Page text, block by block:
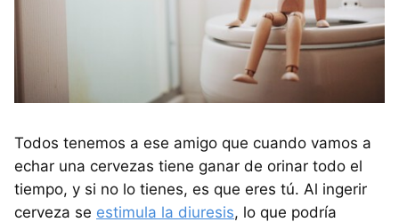
Todos tenemos a ese amigo que cuando vamos a
echar una cervezas tiene ganar de orinar todo el
tiempo, y si no lo tienes, es que eres tú. Al ingerir
cerveza se estimula la diuresis, lo que podría